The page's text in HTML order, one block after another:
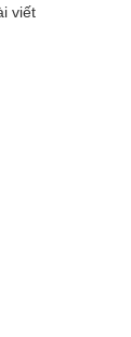
viết